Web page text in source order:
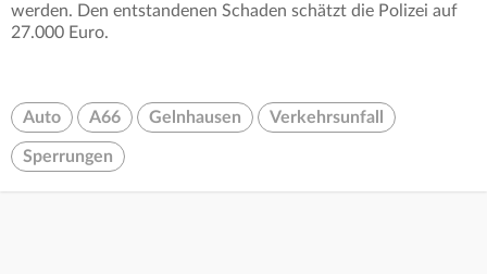
werden. Den entstandenen Schaden schätzt die Polizei auf
27.000 Euro.
Auto A66 Gelnhausen Verkehrsunfall
Sperrungen